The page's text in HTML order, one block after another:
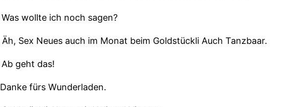
wollte ich noch sagen?
Sex Neues auch im Monat beim Goldstückli Auch Tanzbaar.
geht das!
fürs Wunderladen.